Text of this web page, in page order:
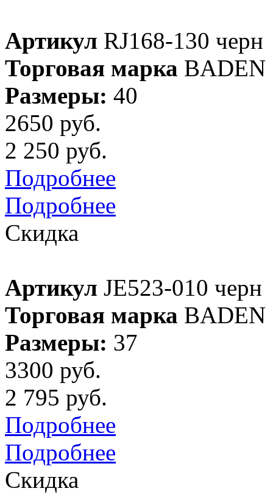
Артикул RJ168-130 черн
Торговая марка BADEN
Размеры: 40
2650 руб.
2 250 руб.
Подробнее
Подробнее
Скидка
Артикул JE523-010 черн
Торговая марка BADEN
Размеры: 37
3300 руб.
2 795 руб.
Подробнее
Подробнее
Скидка